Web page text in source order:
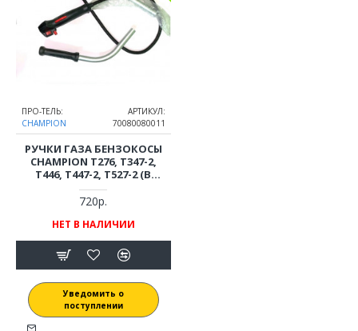
ПРО-ТЕЛЬ:
CHAMPION
АРТИКУЛ:
70080080011
РУЧКИ ГАЗА БЕНЗОКОСЫ
CHAMPION T276, T347-2,
T446, T447-2, T527-2 (В
СБОРЕ)
720р.
НЕТ В НАЛИЧИИ
Уведомить о
поступлении